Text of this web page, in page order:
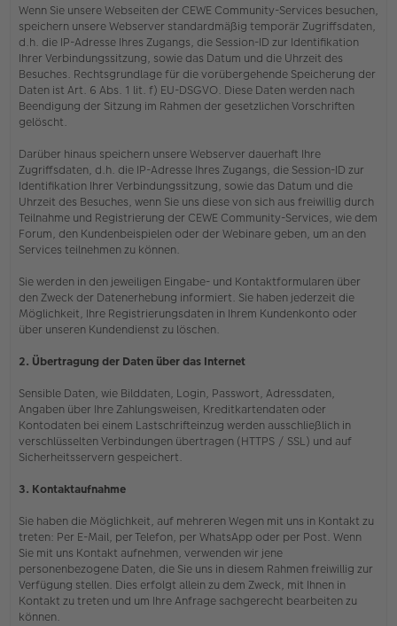
Wenn Sie unsere Webseiten der CEWE Community-Services besuchen,
speichern unsere Webserver standardmäßig temporär Zugriffsdaten,
d.h. die IP-Adresse Ihres Zugangs, die Session-ID zur Identifikation
Ihrer Verbindungssitzung, sowie das Datum und die Uhrzeit des
Besuches. Rechtsgrundlage für die vorübergehende Speicherung der
Daten ist Art. 6 Abs. 1 lit. f) EU-DSGVO. Diese Daten werden nach
Beendigung der Sitzung im Rahmen der gesetzlichen Vorschriften
gelöscht.
Darüber hinaus speichern unsere Webserver dauerhaft Ihre
Zugriffsdaten, d.h. die IP-Adresse Ihres Zugangs, die Session-ID zur
Identifikation Ihrer Verbindungssitzung, sowie das Datum und die
Uhrzeit des Besuches, wenn Sie uns diese von sich aus freiwillig durch
Teilnahme und Registrierung der CEWE Community-Services, wie dem
Forum, den Kundenbeispielen oder der Webinare geben, um an den
Services teilnehmen zu können.
Sie werden in den jeweiligen Eingabe- und Kontaktformularen über
den Zweck der Datenerhebung informiert. Sie haben jederzeit die
Möglichkeit, Ihre Registrierungsdaten in Ihrem Kundenkonto oder
über unseren Kundendienst zu löschen.
2. Übertragung der Daten über das Internet
Sensible Daten, wie Bilddaten, Login, Passwort, Adressdaten,
Angaben über Ihre Zahlungsweisen, Kreditkartendaten oder
Kontodaten bei einem Lastschrifteinzug werden ausschließlich in
verschlüsselten Verbindungen übertragen (HTTPS / SSL) und auf
Sicherheitsservern gespeichert.
3. Kontaktaufnahme
Sie haben die Möglichkeit, auf mehreren Wegen mit uns in Kontakt zu
treten: Per E-Mail, per Telefon, per WhatsApp oder per Post. Wenn
Sie mit uns Kontakt aufnehmen, verwenden wir jene
personenbezogene Daten, die Sie uns in diesem Rahmen freiwillig zur
Verfügung stellen. Dies erfolgt allein zu dem Zweck, mit Ihnen in
Kontakt zu treten und um Ihre Anfrage sachgerecht bearbeiten zu
können.